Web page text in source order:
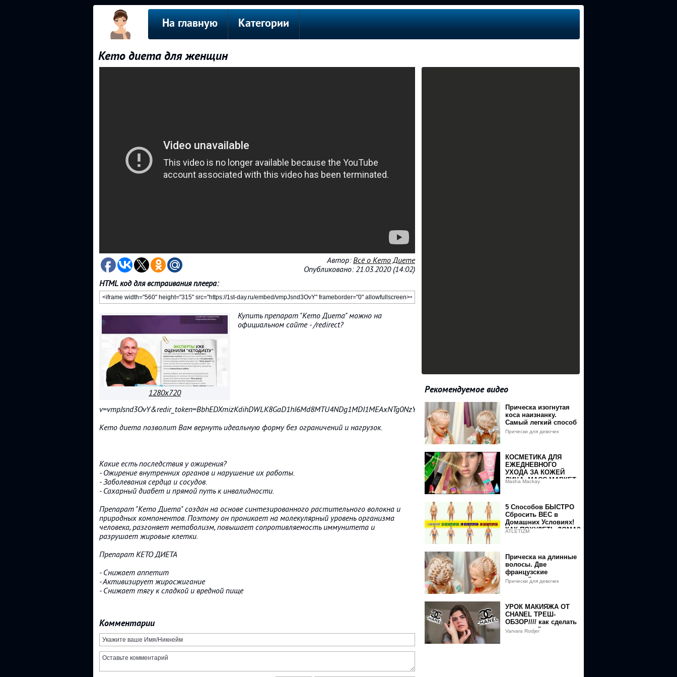
На главную Категории
Кето диета для женщин
Автор:Всё о Кето Диете
Опубликовано: 21.03.2020 (14:02)
HTML код для встраивания плеера:
1280x720
Купить препарат "Кето Диета" можно на
официальном сайте - /redirect?
v=vmpJsnd3OvY&redir_token=BbhEDXmizKdihDWLK8GaD1hI6Md8MTU4NDg1MDI1MEAxNTg0NzYzODUw&event=video_description&q=http%3A%2F%2Fbit.do%2Fketo_dieta
Кето диета позволит Вам вернуть идеальную форму без ограничений и нагрузок.
Какие есть последствия у ожирения?
- Ожирение внутренних органов и нарушение их работы.
- Заболевания сердца и сосудов.
- Сахарный диабет и прямой путь к инвалидности.
Препарат "Кето Диета" создан на основе синтезированного растительного волокна и
природных компонентов. Поэтому он проникает на молекулярный уровень организма
человека, разгоняет метаболизм, повышает сопротивляемость иммунитета и
разрушает жировые клетки.
Препарат КЕТО ДИЕТА
- Снижает аппетит
- Активизирует жиросжигание
- Снижает тягу к сладкой и вредной пище
Комментарии
Рекомендуемое видео
Прическа изогнутая
коса наизнанку.
Самый легкий способ
плетения.
Прически для девочек
КОСМЕТИКА ДЛЯ
ЕЖЕДНЕВНОГО
УХОДА ЗА КОЖЕЙ
ЛИЦА. МАСС МАРКЕТ.
Masha Mackay
5 Способов БЫСТРО
Сбросить ВЕС в
Домашних Условиях!
КАК ПОХУДЕТЬ ДОМА?
ATLETIZM
Прическа на длинные
волосы. Две
французские
перекрёстные косы
Прически для девочек
УРОК МАКИЯЖА ОТ
CHANEL ТРЕШ-
ОБЗОР//// как сделать
трендовый макияж
Varvara Rodjer